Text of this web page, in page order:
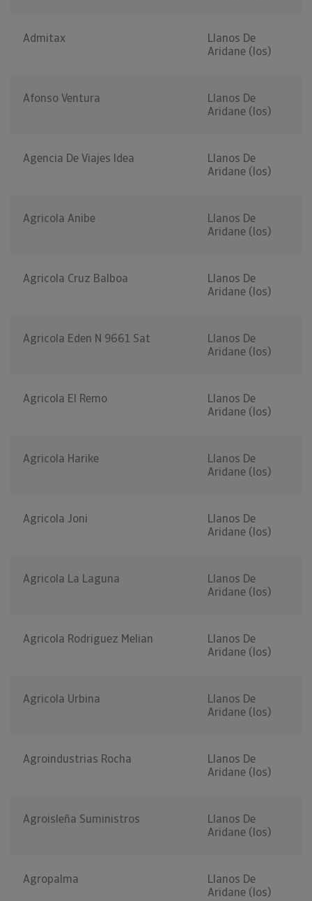
Admitax
Llanos De
Aridane (los)
Afonso Ventura
Llanos De
Aridane (los)
Agencia De Viajes Idea
Llanos De
Aridane (los)
Agricola Anibe
Llanos De
Aridane (los)
Agricola Cruz Balboa
Llanos De
Aridane (los)
Agricola Eden N 9661 Sat
Llanos De
Aridane (los)
Agricola El Remo
Llanos De
Aridane (los)
Agricola Harike
Llanos De
Aridane (los)
Agricola Joni
Llanos De
Aridane (los)
Agricola La Laguna
Llanos De
Aridane (los)
Agricola Rodriguez Melian
Llanos De
Aridane (los)
Agricola Urbina
Llanos De
Aridane (los)
Agroindustrias Rocha
Llanos De
Aridane (los)
Agroisleña Suministros
Llanos De
Aridane (los)
Agropalma
Llanos De
Aridane (los)